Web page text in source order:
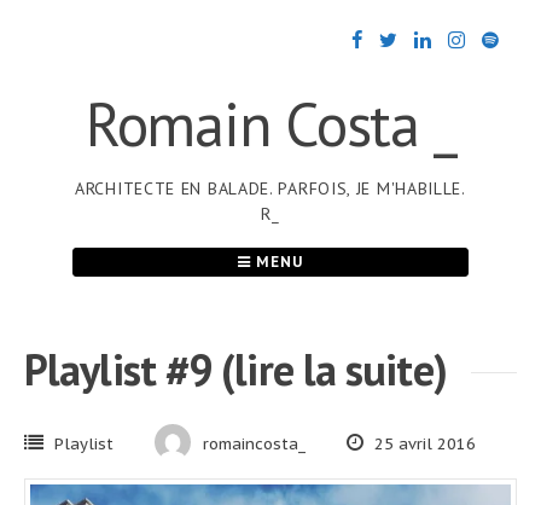
Romain Costa _
ARCHITECTE EN BALADE. PARFOIS, JE M'HABILLE.
R_
MENU
Playlist #9 (lire la suite)
Playlist romaincosta_ 25 avril 2016